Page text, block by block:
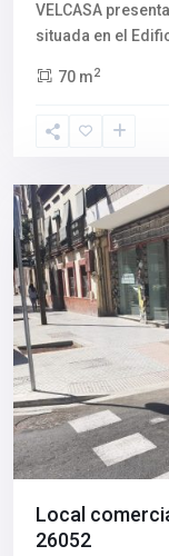
VELCASA
situada en el
70 m2
Triana
Los
Sevilla
Local
26052